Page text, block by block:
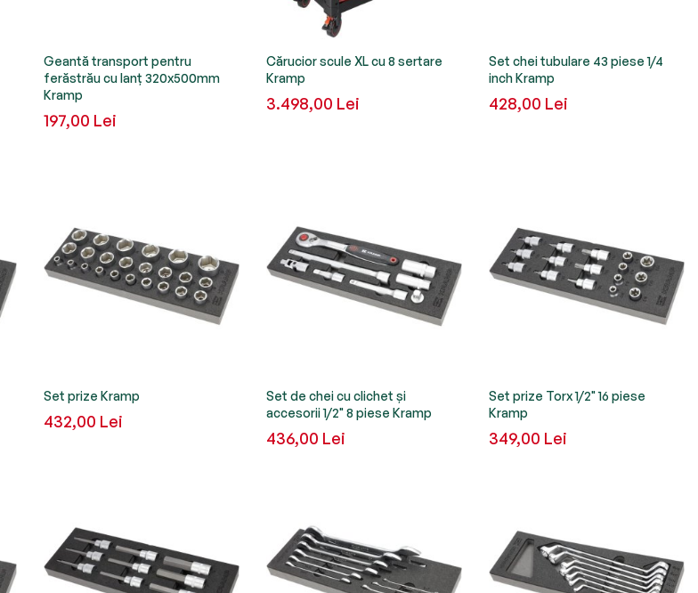
Geantă transport pentru
ferăstrău cu lanț 320x500mm
Kramp
197,00 Lei
Cărucior scule XL cu 8 sertare
Kramp
3.498,00 Lei
Set chei tubulare 43 piese 1/4
inch Kramp
428,00 Lei
Set prize Kramp
432,00 Lei
Set de chei cu clichet și
accesorii 1/2" 8 piese Kramp
436,00 Lei
Set prize Torx 1/2" 16 piese
Kramp
349,00 Lei